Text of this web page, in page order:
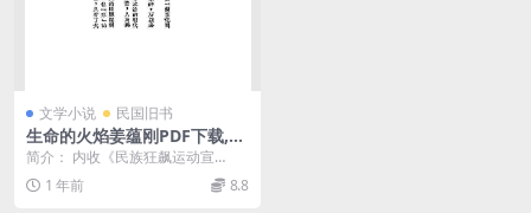
文学小说 民国旧书
生命的火焰姜蕴刚PDF下载,姜
蕴刚哲学研究
简介： 内收《民族狂飙运动宣
言》、《狂放论》、《新野蛮主
义》、《生命的文学》等1...
1 年前 8.8